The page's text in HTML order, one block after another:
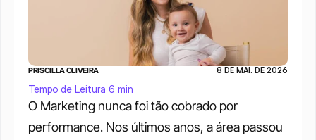
O Marketing nunca foi tão cobrado por
performance. Nos últimos anos, a área passou
PRISCILLA OLIVEIRA 8 DE MAI. DE 2026
Tempo de Leitura 6 min